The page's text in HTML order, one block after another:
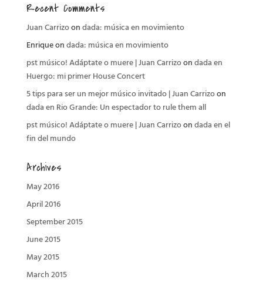
Recent Comments
Juan Carrizoondada: música en movimiento
Enriqueondada: música en movimiento
pst músico! Adáptate o muere | Juan Carrizoondada en
Huergo: mi primer House Concert
5 tips para ser un mejor músico invitado | Juan Carrizoon
dada en Rio Grande: Un espectador to rule them all
pst músico! Adáptate o muere | Juan Carrizoondada en el
fin del mundo
Archives
May 2016
April 2016
September 2015
June 2015
May 2015
March 2015